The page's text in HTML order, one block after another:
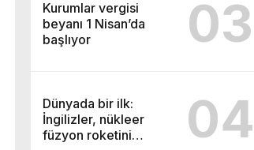
Kurumlar vergisi
beyanı 1 Nisan’da
başlıyor
03
Dünyada bir ilk:
İngilizler, nükleer
füzyon roketini
04